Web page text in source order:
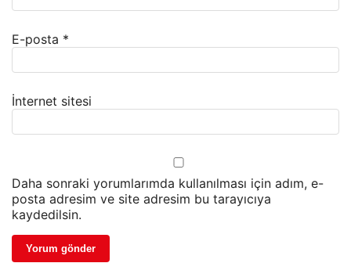
E-posta *
İnternet sitesi
Daha sonraki yorumlarımda kullanılması için adım, e-
posta adresim ve site adresim bu tarayıcıya
kaydedilsin.